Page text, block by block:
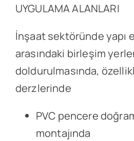
UYGULAMA ALANLARI
İnşaat sektöründe yapı
arasındaki birleşim
doldurulmasında,
derzlerinde
PVC pencere
montajında